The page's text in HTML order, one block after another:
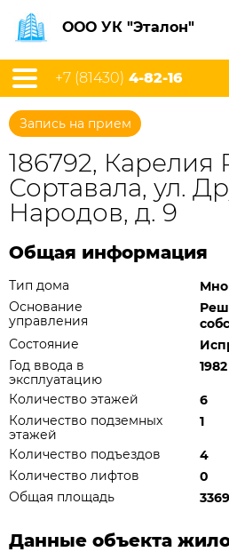
ООО УК "Эталон"
+7 (81430) 4-82-16
Запись на прием
186792, Карелия
Сортавала, ул.
Народов, д. 9
Общая информация
Тип дома
Основание
управления
Состояние
Год ввода в
эксплуатацию
1982
Количество этажей
6
Количество подземных
этажей
1
Количество подъездов
4
Количество лифтов
0
Общая площадь
Данные объекта